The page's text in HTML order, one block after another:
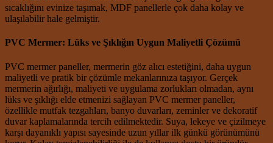
sıcaklığını evinize taşımak, MDF panellerle çok daha kolay ve
ulaşılabilir hale gelmiştir.
PVC Mermer: Lüks ve Şıklığın Uygun Maliyetli Çözümü
PVC mermer paneller, mermerin göz alıcı estetiğini, daha uygun
maliyetli ve pratik bir çözümle mekanlarınıza taşıyor. Gerçek
mermerin ağırlığı, maliyeti ve uygulama zorlukları olmadan, aynı
lüks ve şıklığı elde etmenizi sağlayan PVC mermer paneller,
özellikle mutfak tezgahları, banyo duvarları, zeminler ve dekoratif
duvar kaplamalarında tercih edilmektedir. Suya, lekeye ve çizilmeye
karşı dayanıklı yapısı sayesinde uzun yıllar ilk günkü görünümünü